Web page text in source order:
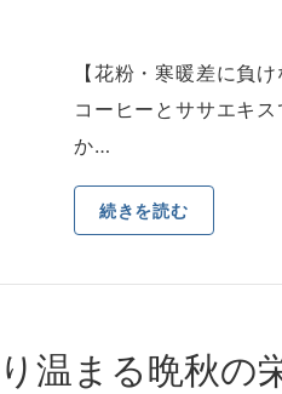
【花粉・寒暖差に負
コーヒーとササエキ
か…
続きを読む
温まる晩秋の